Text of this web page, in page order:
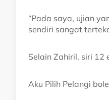
“Pada saya, ujian
sendiri sangat
Selain Zahiril, siri 12
Aku Pilih Pelangi